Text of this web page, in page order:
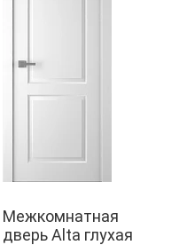
Межкомнатная
дверь Alta глухая